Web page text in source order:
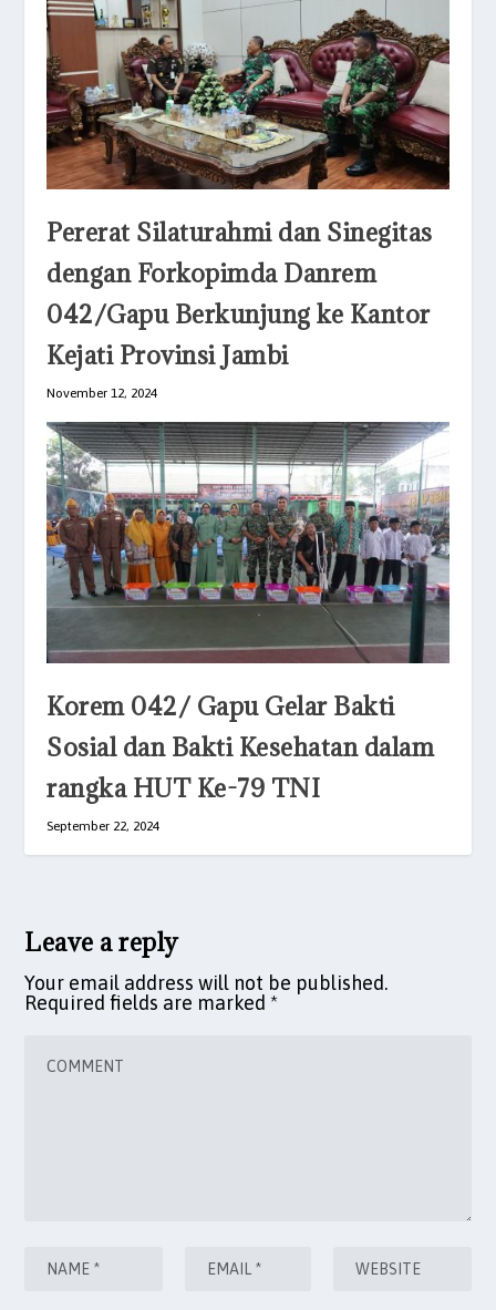
Pererat Silaturahmi dan Sinegitas
dengan Forkopimda Danrem
042/Gapu Berkunjung ke Kantor
Kejati Provinsi Jambi
November 12, 2024
Korem 042/ Gapu Gelar Bakti
Sosial dan Bakti Kesehatan dalam
rangka HUT Ke-79 TNI
September 22, 2024
Leave a reply
Your email address will not be published.
Required fields are marked *